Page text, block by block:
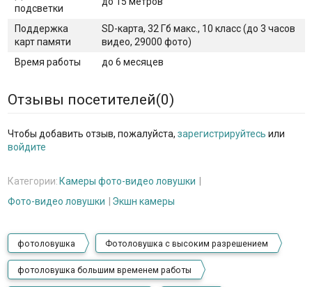
подсветки
Поддержка
карт памяти
SD-карта, 32 Гб макс., 10 класс (до 3 часов
видео, 29000 фото)
Время работы
до 6 месяцев
Отзывы посетителей(0)
Чтобы добавить отзыв, пожалуйста, зарегистрируйтесь или
войдите
Категории: Камеры фото-видео ловушки
Фото-видео ловушки
Экшн камеры
фотоловушка Фотоловушка с высоким разрешением
фотоловушка большим временем работы